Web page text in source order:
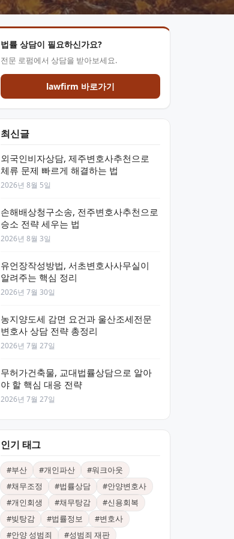
법률 상담이 필요하신가요?
전문 로펌에서 상담을 받아보세요.
lawfirm 바로가기
최신글
외국인비자상담, 제주변호사추천으로
체류 문제 빠르게 해결하는 법
2026년 8월 5일
손해배상청구소송, 전주변호사추천으로
승소 전략 세우는 법
2026년 8월 3일
유언장작성방법, 서초변호사사무실이
알려주는 핵심 정리
2026년 7월 30일
농지양도세 감면 요건과 울산조세전문
변호사 상담 전략 총정리
2026년 7월 27일
무허가건축물, 교대법률상담으로 알아
야 할 핵심 대응 전략
2026년 7월 27일
인기 태그
#부산 #개인파산 #워크아웃
#채무조정 #법률상담 #안양변호사
#개인회생 #채무탕감 #신용회복
#빚탕감 #법률정보 #변호사
#안양 성범죄 #성범죄 재판